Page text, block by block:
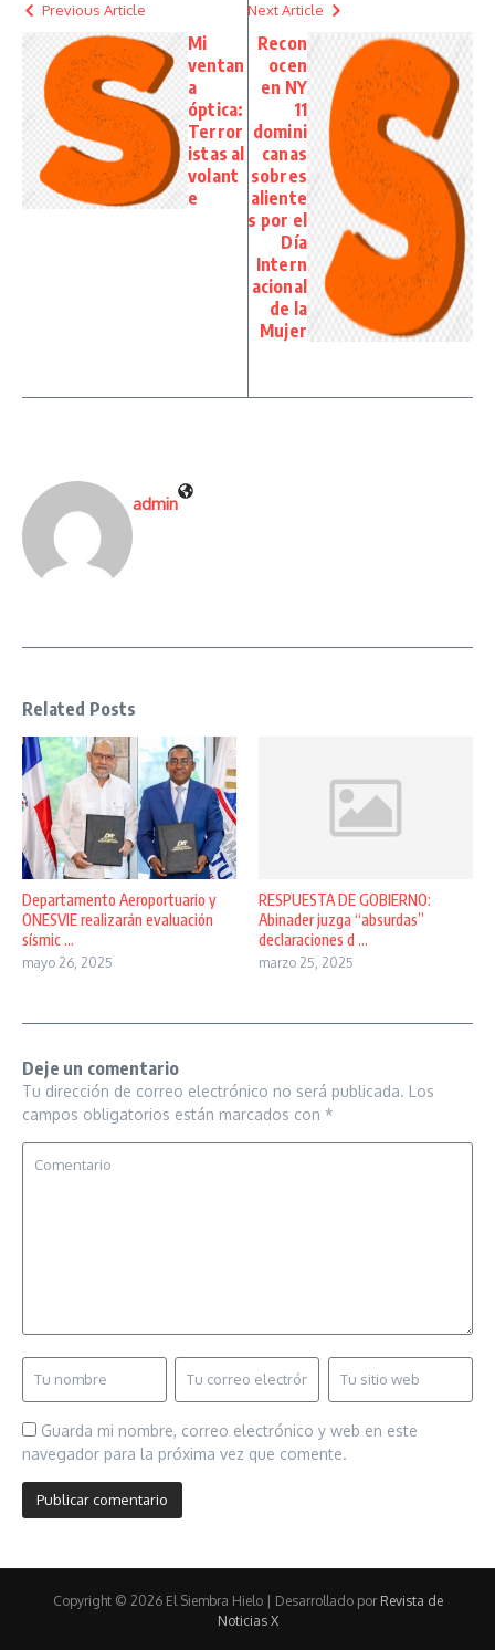
Previous Article
Mi
ventan
a
óptica:
Terror
istas al
volant
e
Next Article
Recon
ocen
en NY
11
domini
canas
sobres
aliente
s por el
Día
Intern
acional
de la
Mujer
admin
Related Posts
Departamento Aeroportuario y
ONESVIE realizarán evaluación
sísmic ...
mayo 26, 2025
RESPUESTA DE GOBIERNO:
Abinader juzga “absurdas”
declaraciones d ...
marzo 25, 2025
Deje un comentario
Tu dirección de correo electrónico no será publicada. Los
campos obligatorios están marcados con *
Guarda mi nombre, correo electrónico y web en este
navegador para la próxima vez que comente.
Copyright © 2026 El Siembra Hielo | Desarrollado por Revista de
Noticias X